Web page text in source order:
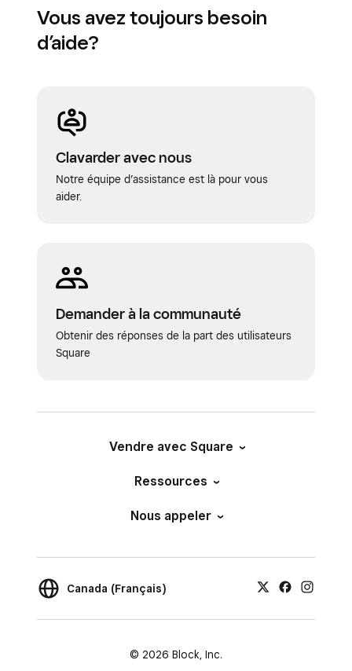
Engagement client
Vous avez toujours besoin
d’aide?
Clavarder avec nous
Notre équipe d’assistance est là pour vous
aider.
Demander à la communauté
Obtenir des réponses de la part des utilisateurs
Square
Vendre avec Square
Ressources
Nous appeler
Canada (Français)
© 2026 Block, Inc.